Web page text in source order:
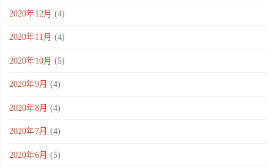
2020年12月 (4)
2020年11月 (4)
2020年10月 (5)
2020年9月 (4)
2020年8月 (4)
2020年7月 (4)
2020年6月 (5)